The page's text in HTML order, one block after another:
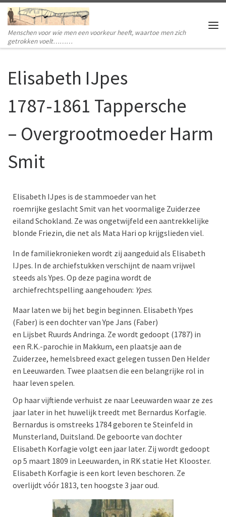
Ga naar inhoud
Menschen voor wie men een voorkeur heeft, waartoe men zich
getrokken voelt………
Elisabeth IJpes
1787-1861 Tappersche
– Overgrootmoeder Harm
Smit
Elisabeth IJpes is de stammoeder van het
roemrijke geslacht Smit van het voormalige Zuiderzee
eiland Schokland. Ze was ongetwijfeld een aantrekkelijke
blonde Friezin, die net als Mata Hari op krijgslieden viel.
In de familiekronieken wordt zij aangeduid als Elisabeth
IJpes. In de archiefstukken verschijnt de naam vrijwel
steeds als Ypes. Op deze pagina wordt de
archiefrechtspelling aangehouden: Ypes.
Maar laten we bij het begin beginnen. Elisabeth Ypes
(Faber) is een dochter van Ype Jans (Faber)
en Lijsbet Ruurds Andringa. Ze wordt gedoopt (1787) in
een R.K.-parochie in Makkum, een plaatsje aan de
Zuiderzee, hemelsbreed exact gelegen tussen Den Helder
en Leeuwarden. Twee plaatsen die een belangrijke rol in
haar leven spelen.
Op haar vijftiende verhuist ze naar Leeuwarden waar ze zes
jaar later in het huwelijk treedt met Bernardus Korfagie.
Bernardus is omstreeks 1784 geboren te Steinfeld in
Munsterland, Duitsland. De geboorte van dochter
Elisabeth Korfagie volgt een jaar later. Zij wordt gedoopt
op 5 maart 1809 in Leeuwarden, in RK statie Het Klooster.
Elisabeth Korfagie is een kort leven beschoren. Ze
overlijdt vóór 1813, ten hoogste 3 jaar oud.